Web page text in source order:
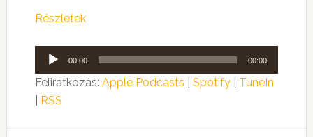
Részletek
Audió
lejátszó
00:00 00:00
Feliratkozás: Apple Podcasts Spotify| TuneIn
RSS